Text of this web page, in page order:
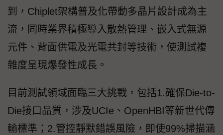
到，Chiplet架構普及化帶動多晶片設計成為主
流，同時業界積極導入散熱管理、嵌入式無源
元件、背面供電及光電共封等技術，使測試複
雜度呈現爆發性成長。
目前測試領域面臨三大挑戰，包括1.確保Die-to-
Die接口品質，涉及UCIe、OpenHBI等新世代傳
輸標準；2.管控靜默錯誤風險，即使99%掃描涵